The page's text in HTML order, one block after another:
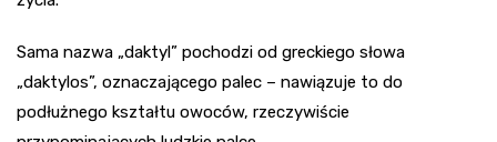
Sama nazwa „daktyl” pochodzi od greckiego słowa
„daktylos”, oznaczającego palec – nawiązuje to do
podłużnego kształtu owoców, rzeczywiście